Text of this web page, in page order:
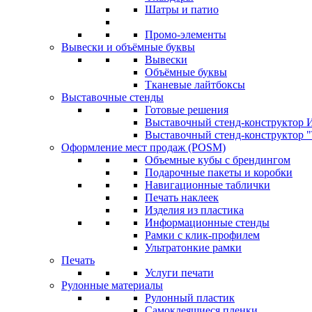
Шатры и патио
Промо-элементы
Вывески и объёмные буквы
Вывески
Объёмные буквы
Тканевые лайтбоксы
Выставочные стенды
Готовые решения
Выставочный стенд-конструктор
Выставочный стенд-конструктор
Оформление мест продаж (POSM)
Объемные кубы с брендингом
Подарочные пакеты и коробки
Навигационные таблички
Печать наклеек
Изделия из пластика
Информационные стенды
Рамки с клик-профилем
Ультратонкие рамки
Печать
Услуги печати
Рулонные материалы
Рулонный пластик